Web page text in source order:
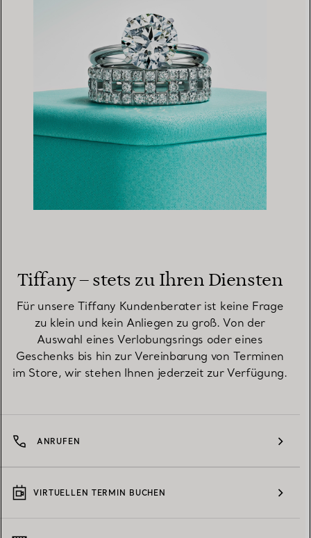
Tiffany – stets zu Ihren Diensten
Für unsere Tiffany Kundenberater ist keine Frage
zu klein und kein Anliegen zu groß. Von der
Auswahl eines Verlobungsrings oder eines
Geschenks bis hin zur Vereinbarung von Terminen
im Store, wir stehen Ihnen jederzeit zur Verfügung.
ANRUFEN
VIRTUELLEN TERMIN BUCHEN